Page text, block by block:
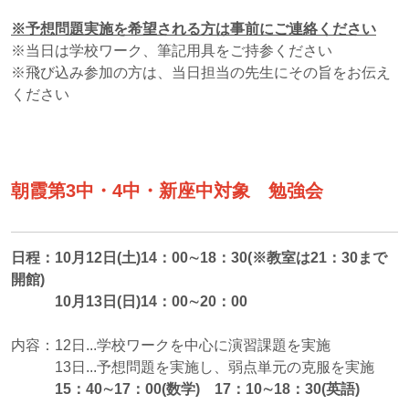
※予想問題実施を希望される方は事前にご連絡ください
※当日は学校ワーク、筆記用具をご持参ください
※飛び込み参加の方は、当日担当の先生にその旨をお伝え
ください
朝霞第3中・4中・新座中対象 勉強会
日程：10月12日(土)14：00∼18：30(※教室は21：30まで
開館)
10月13日(日)14：00∼20：00
内容：12日...学校ワークを中心に演習課題を実施
13日...予想問題を実施し、弱点単元の克服を実施
15：40∼17：00(数学) 17：10∼18：30(英語)